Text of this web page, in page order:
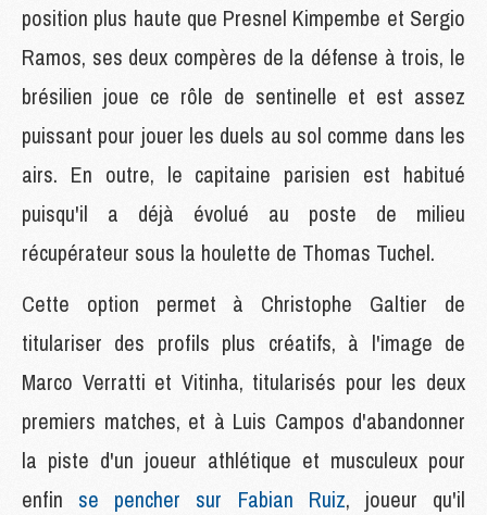
position plus haute que Presnel Kimpembe et Sergio
Ramos, ses deux compères de la défense à trois, le
brésilien joue ce rôle de sentinelle et est assez
puissant pour jouer les duels au sol comme dans les
airs. En outre, le capitaine parisien est habitué
puisqu'il a déjà évolué au poste de milieu
récupérateur sous la houlette de Thomas Tuchel.
Cette option permet à Christophe Galtier de
titulariser des profils plus créatifs, à l'image de
Marco Verratti et Vitinha, titularisés pour les deux
premiers matches, et à Luis Campos d'abandonner
la piste d'un joueur athlétique et musculeux pour
enfin se pencher sur Fabian Ruiz, joueur qu'il